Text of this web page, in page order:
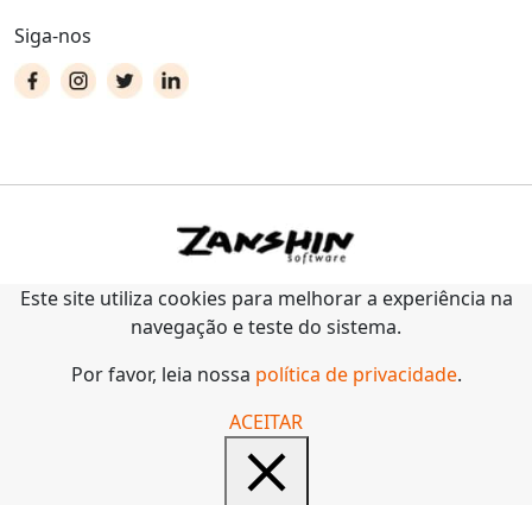
Siga-nos
Este site utiliza cookies para melhorar a experiência na
navegação e teste do sistema.
Por favor, leia nossa política de privacidade.
ACEITAR